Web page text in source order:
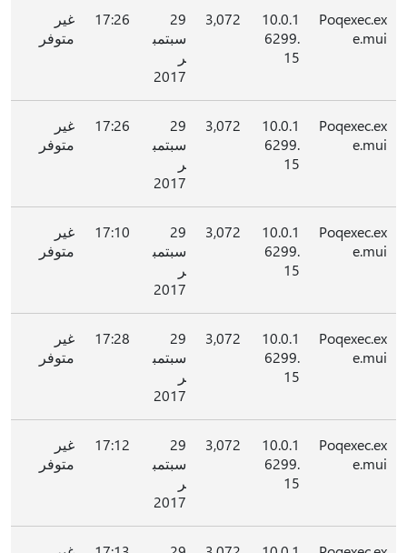
Poqexec.ex
e.mui
10.0.1
6299.
15
3,072
29
سبتمب
ر
2017
17:26
غير
متوفر
Poqexec.ex
e.mui
10.0.1
6299.
15
3,072
29
سبتمب
ر
2017
17:26
غير
متوفر
Poqexec.ex
e.mui
10.0.1
6299.
15
3,072
29
سبتمب
ر
2017
17:10
غير
متوفر
Poqexec.ex
e.mui
10.0.1
6299.
15
3,072
29
سبتمب
ر
2017
17:28
غير
متوفر
Poqexec.ex
e.mui
10.0.1
6299.
15
3,072
29
سبتمب
ر
2017
17:12
غير
متوفر